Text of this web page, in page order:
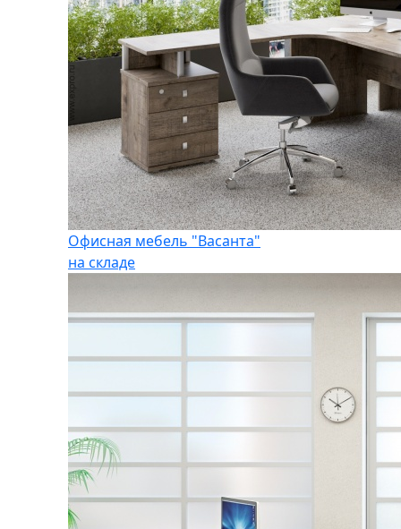
Офисная мебель "Васанта"
на складе